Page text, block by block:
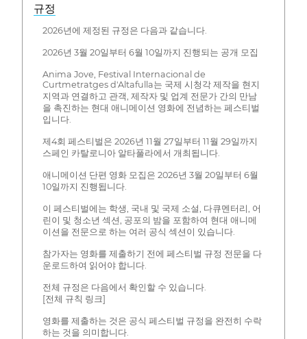
규정
2026년에 제정된 규정은 다음과 같습니다.
2026년 3월 20일부터 6월 10일까지 진행되는 공개 모집
Anima Jove, Festival Internacional de
Curtmetratges d'Altafulla는 국제 시청각 제작을 현지
지역과 연결하고 관객, 제작자 및 업계 전문가 간의 만남
을 촉진하는 현대 애니메이션 영화에 전념하는 페스티벌
입니다.
제4회 페스티벌은 2026년 11월 27일부터 11월 29일까지
스페인 카탈로니아 알타풀라에서 개최됩니다.
애니메이션 단편 영화 모집은 2026년 3월 20일부터 6월
10일까지 진행됩니다.
이 페스티벌에는 학생, 국내 및 국제 소설, 다큐멘터리, 어
린이 및 청소년 섹션, 공포의 밤을 포함하여 현대 애니메
이션을 전문으로 하는 여러 공식 섹션이 있습니다.
참가자는 영화를 제출하기 전에 페스티벌 규정 전문을 다
운로드하여 읽어야 합니다.
전체 규정은 다음에서 확인할 수 있습니다.
[전체 규칙 링크]
영화를 제출하는 것은 공식 페스티벌 규정을 완전히 수락
하는 것을 의미합니다.